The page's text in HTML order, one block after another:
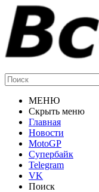
МЕНЮ
Скрыть меню
Главная
Новости
MotoGP
Супербайк
Telegram
VK
Поиск